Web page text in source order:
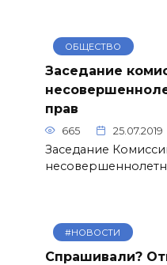
ОБЩЕСТВО
Заседание
прав
665 25.07.2019
Заседание
#НОВОСТИ
Спрашивали?